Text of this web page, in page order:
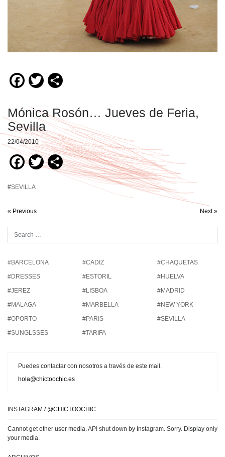
Facebook
Twitter
Mónica Rosón… Jueves de Feria,
Sevilla
22/04/2010
Facebook
TwitterCompartir
#SEVILLA
« Previous Next »
#BARCELONA #CADIZ
#CHAQUETAS
#DRESSES
#ESTORIL
#HUELVA
#JEREZ
#LISBOA
#MADRID
#MALAGA
#MARBELLA
#NEW YORK
#OPORTO
#PARIS
#SEVILLA
#SUNGLSSES
#TARIFA
Puedes contactar con nosotros a través de este mail.
hola@chictoochic.es
INSTAGRAM / @CHICTOOCHIC
Cannot get other user media. API shut down by Instagram. Sorry. Display only
your media.